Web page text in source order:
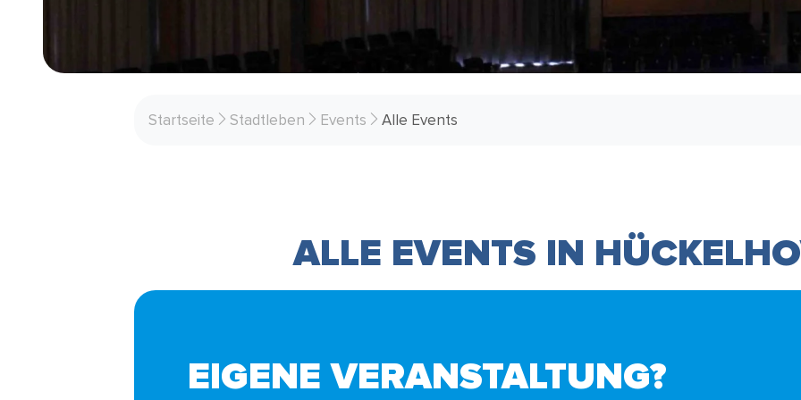
Startseite Stadtleben Events Alle Events
ALLE EVENTS IN
EIGENE VERANSTALTUNG?